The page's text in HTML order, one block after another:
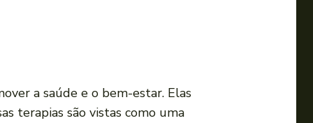
n
u
a saúde e o bem-estar. Elas
terapias são vistas como uma